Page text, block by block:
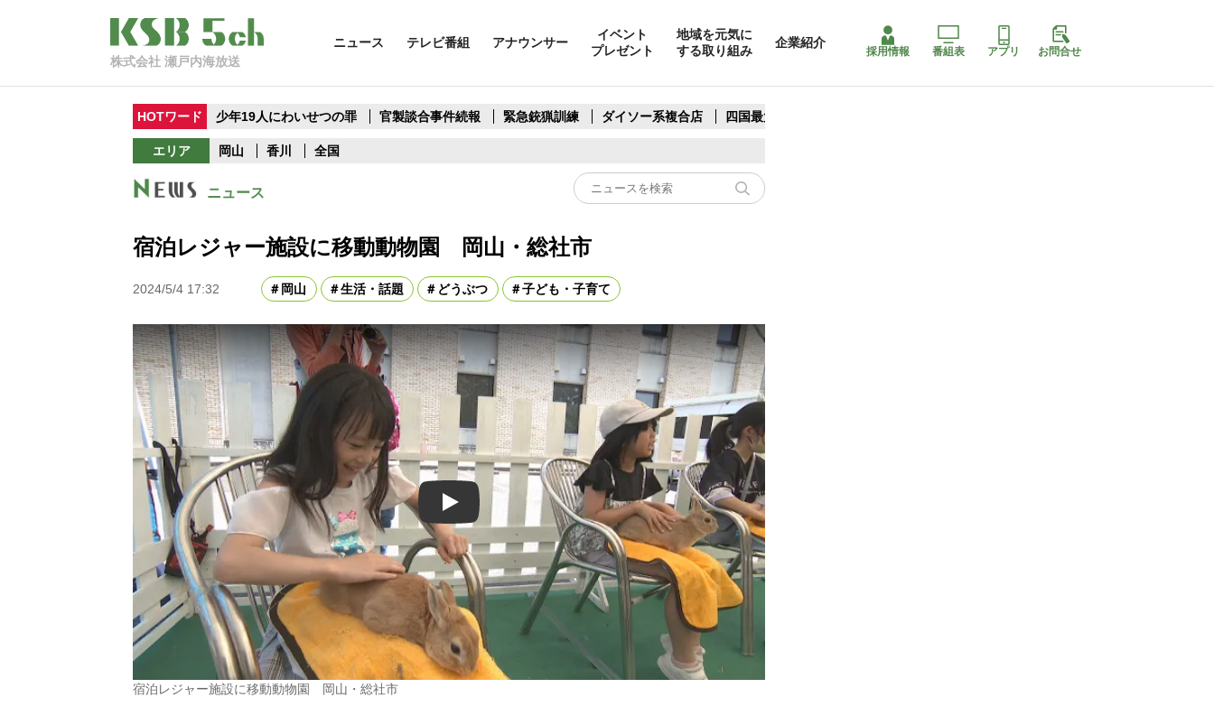
株式会社 瀬戸内海放送
ニュース テレビ番組 アナウンサー
イベント
プレゼント
地域を元気に
する取り組み
企業紹介
採用情報 番組表 アプリ お問合せ
HOTワード 少年19人にわいせつの罪 官製談合事件続報 緊急銃猟訓練 ダイソー系複合店 四国最大スリコ
エリア 岡山 香川 全国
ニュース
宿泊レジャー施設に移動動物園 岡山・総社市
2024/5/4 17:32 岡山 生活・話題 どうぶつ 子ども・子育て
Play
宿泊レジャー施設に移動動物園 岡山・総社市